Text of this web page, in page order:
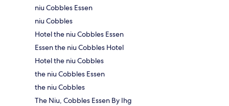
niu Cobbles Essen
niu Cobbles
Hotel the niu Cobbles Essen
Essen the niu Cobbles Hotel
Hotel the niu Cobbles
the niu Cobbles Essen
the niu Cobbles
The Niu, Cobbles Essen By Ihg